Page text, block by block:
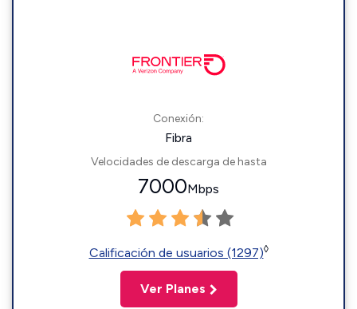
Conexión:
Fibra
Velocidades de descarga de hasta
7000Mbps
Calificación de usuarios (1297)◊
Ver Planes